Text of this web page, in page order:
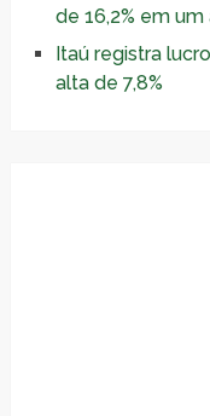
de 16,2% em um
Itaú registra
alta de 7,8%